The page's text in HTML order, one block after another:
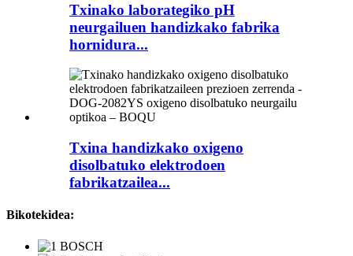
Txinako laborategiko pH
neurgailuen handizkako fabrika
hornidura...
Txina handizkako oxigeno
disolbatuko elektrodoen
fabrikatzailea...
Bikotekidea: